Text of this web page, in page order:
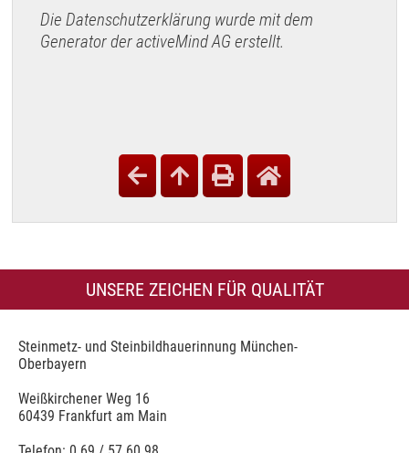
Die Datenschutzerklärung wurde mit dem
Generator der activeMind AG erstellt.
UNSERE ZEICHEN FÜR QUALITÄT
Steinmetz- und Steinbildhauerinnung München-
Oberbayern
Weißkirchener Weg 16
60439 Frankfurt am Main